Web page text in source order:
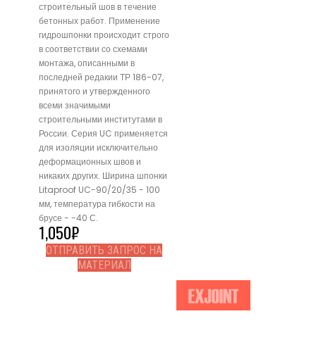
строительный шов в течение
бетонных работ. Применение
гидрошпонки происходит строго
в соответствии со схемами
монтажа, описанными в
последней редакии ТР 186-07,
принятого и утвержденного
всеми значимыми
строительными институтами в
России. Серия UC применяется
для изоляции исключительно
деформационных швов и
никаких других. Ширина шпонки
Litaproof UC-90/20/35 - 100
мм, температура гибкости на
брусе - -40 С.
1,050₽
ОТПРАВИТЬ ЗАПРОС НА
МАТЕРИАЛ